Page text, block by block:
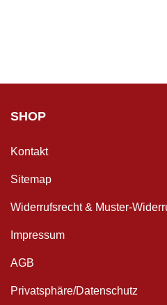
SHOP
Kontakt
Sitemap
Widerrufsrecht & Muster-
Impressum
AGB
Privatsphäre/Datenschutz